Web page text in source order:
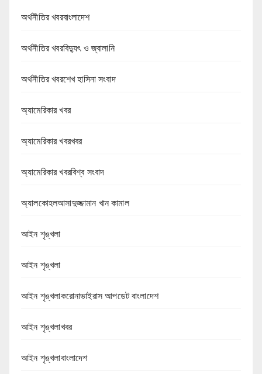
অর্থনীতির খবরবাংলাদেশ
অর্থনীতির খবরবিদ্যুৎ ও জ্বালানি
অর্থনীতির খবরশেখ হাসিনা সংবাদ
অ্যামেরিকার খবর
অ্যামেরিকার খবরখবর
অ্যামেরিকার খবরবিশ্ব সংবাদ
অ্যালকোহলআসাদুজ্জামান খান কামাল
আইন শৃঙ্খলা
আইন শৃঙ্খলা
আইন শৃঙ্খলাকরোনাভাইরাস আপডেট বাংলাদেশ
আইন শৃঙ্খলাখবর
আইন শৃঙ্খলাবাংলাদেশ